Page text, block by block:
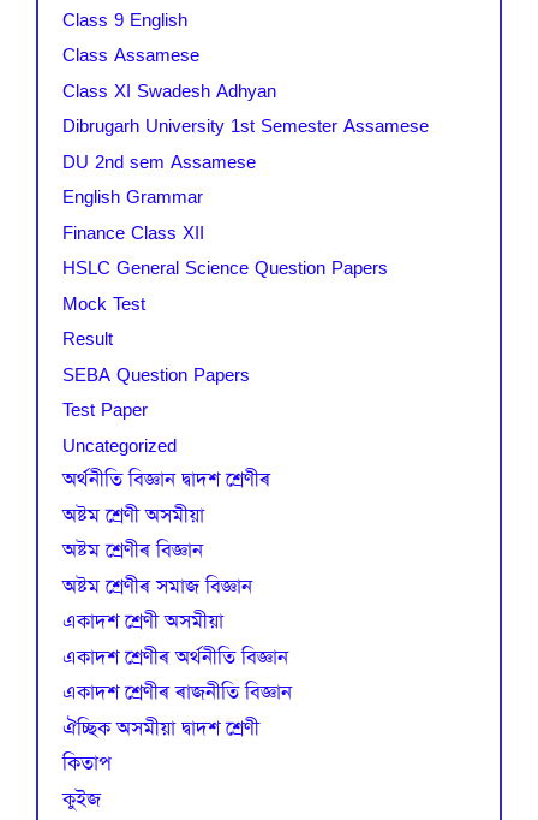
Class 9 English
Class Assamese
Class XI Swadesh Adhyan
Dibrugarh University 1st Semester Assamese
DU 2nd sem Assamese
English Grammar
Finance Class XII
HSLC General Science Question Papers
Mock Test
Result
SEBA Question Papers
Test Paper
Uncategorized
অৰ্থনীতি বিজ্ঞান দ্বাদশ শ্ৰেণীৰ
অষ্টম শ্ৰেণী অসমীয়া
অষ্টম শ্ৰেণীৰ বিজ্ঞান
অষ্টম শ্ৰেণীৰ সমাজ বিজ্ঞান
একাদশ শ্ৰেণী অসমীয়া
একাদশ শ্ৰেণীৰ অৰ্থনীতি বিজ্ঞান
একাদশ শ্ৰেণীৰ ৰাজনীতি বিজ্ঞান
ঐচ্ছিক অসমীয়া দ্বাদশ শ্ৰেণী
কিতাপ
কুইজ